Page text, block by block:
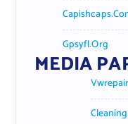
Gpsyfl.org
MEDIA